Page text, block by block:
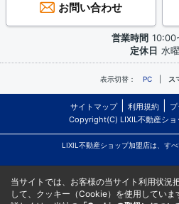
お問い合わせ
営業時間
定休日 水
表示切替： PC ス
サイトマップ 利用規約
Copyright(C) LIXIL不動産ショ
LIXIL不動産ショップ加盟店は、すべ
当サイトでは、お客様の当サイト利用状況
して、クッキー（Cookie）を使用していま